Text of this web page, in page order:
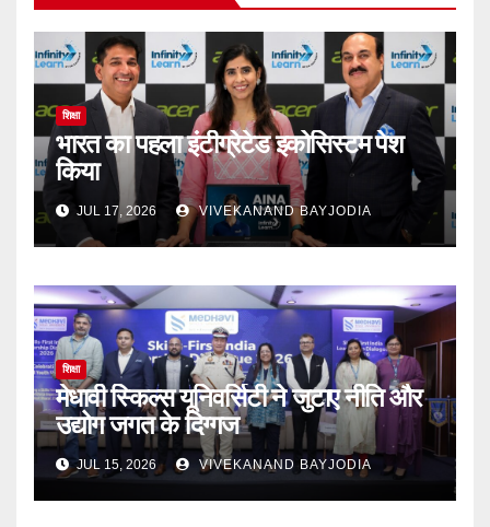
शिक्षा
भारत का पहला इंटीग्रेटेड इकोसिस्टम पेश
किया
JUL 17, 2026 VIVEKANAND BAYJODIA
शिक्षा
मेधावी स्किल्स यूनिवर्सिटी ने जुटाए नीति और
उद्योग जगत के दिग्गज
JUL 15, 2026 VIVEKANAND BAYJODIA